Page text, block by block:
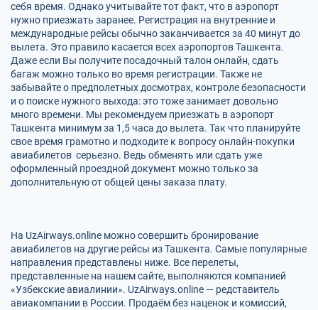
себя время. Однако учитывайте тот факт, что в аэропорт
нужно приезжать заранее. Регистрация на внутренние и
международные рейсы обычно заканчивается за 40 минут до
вылета. Это правило касается всех аэропортов Ташкента.
Даже если Вы получите посадочный талон онлайн, сдать
багаж можно только во время регистрации. Также не
забывайте о предполетных досмотрах, контроле безопасности
и о поиске нужного выхода: это тоже занимает довольно
много времени. Мы рекомендуем приезжать в аэропорт
Ташкента минимум за 1,5 часа до вылета. Так что планируйте
свое время грамотно и подходите к вопросу онлайн-покупки
авиабилетов серьезно. Ведь обменять или сдать уже
оформленный проездной документ можно только за
дополнительную от общей цены заказа плату.
На UzAirways.online можно совершить бронирование
авиабилетов на другие рейсы из Ташкента. Самые популярные
направления представлены ниже. Все перелеты,
представленные на нашем сайте, выполняются компанией
«Узбекские авиалинии». UzAirways.online — редставитель
авиакомпании в России. Продаём без наценок и комиссий,